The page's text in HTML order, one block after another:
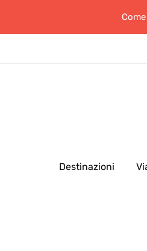
Destinazioni